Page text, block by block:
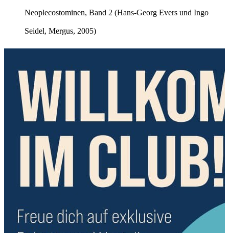
Neoplecostominen, Band 2 (Hans-Georg Evers und Ingo
Seidel, Mergus, 2005)